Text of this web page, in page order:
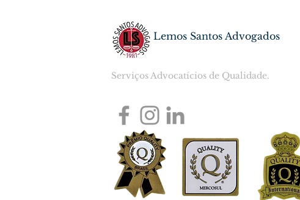
Lemos Santos Advogados
Serviços Advocatícios de Qualidade.